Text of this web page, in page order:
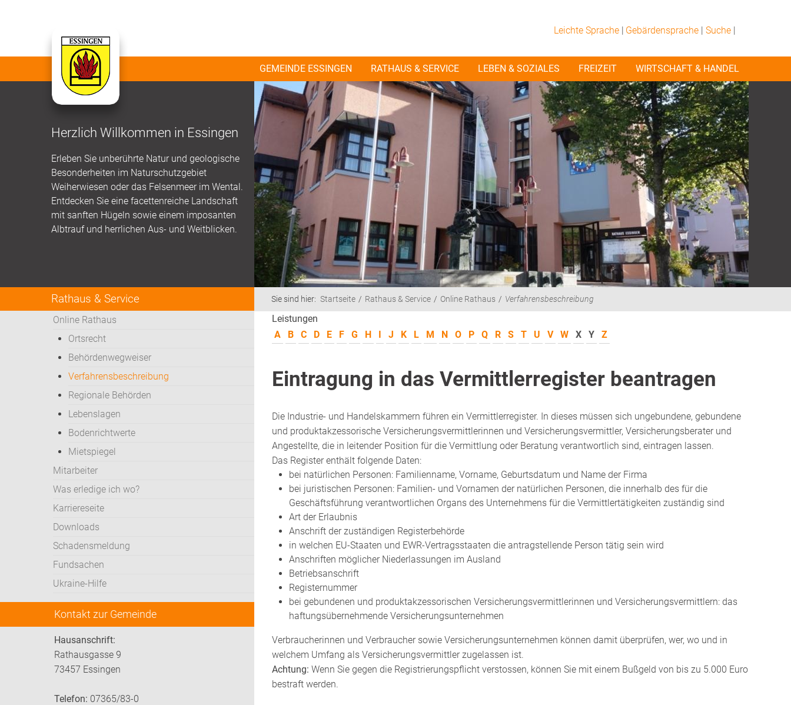
Leichte Sprache | Gebärdensprache | Suche|
GEMEINDE ESSINGEN RATHAUS & SERVICE LEBEN & SOZIALES FREIZEIT WIRTSCHAFT & HANDEL
Herzlich Willkommen in Essingen
Erleben Sie unberührte Natur und geologische
Besonderheiten im Naturschutzgebiet
Weiherwiesen oder das Felsenmeer im Wental.
Entdecken Sie eine facettenreiche Landschaft
mit sanften Hügeln sowie einem imposanten
Albtrauf und herrlichen Aus- und Weitblicken.
Rathaus & Service
Online Rathaus
Ortsrecht
Behördenwegweiser
Verfahrensbeschreibung
Regionale Behörden
Lebenslagen
Bodenrichtwerte
Mietspiegel
Mitarbeiter
Was erledige ich wo?
Karriereseite
Downloads
Schadensmeldung
Fundsachen
Ukraine-Hilfe
Kontakt zur Gemeinde
Hausanschrift:
Rathausgasse 9
73457 Essingen
Telefon: 07365/83-0
Sie sind hier: Startseite Rathaus & Service Online Rathaus Verfahrensbeschreibung
Leistungen
A
B C D E F G H I J K L M N O P Q R S T U V W X Y Z
Eintragung in das Vermittlerregister beantragen
Die Industrie- und Handelskammern führen ein Vermittlerregister. In dieses müssen sich ungebundene, gebundene
und produktakzessorische Versicherungsvermittlerinnen und Versicherungsvermittler, Versicherungsberater und
Angestellte, die in leitender Position für die Vermittlung oder Beratung verantwortlich sind, eintragen lassen.
Das Register enthält folgende Daten:
bei natürlichen Personen: Familienname, Vorname, Geburtsdatum und Name der Firma
bei juristischen Personen: Familien- und Vornamen der natürlichen Personen, die innerhalb des für die
Geschäftsführung verantwortlichen Organs des Unternehmens für die Vermittlertätigkeiten zuständig sind
Art der Erlaubnis
Anschrift der zuständigen Registerbehörde
in welchen EU-Staaten und EWR-Vertragsstaaten die antragstellende Person tätig sein wird
Anschriften möglicher Niederlassungen im Ausland
Betriebsanschrift
Registernummer
bei gebundenen und produktakzessorischen Versicherungsvermittlerinnen und Versicherungsvermittlern: das
haftungsübernehmende Versicherungsunternehmen
Verbraucherinnen und Verbraucher sowie Versicherungsunternehmen können damit überprüfen, wer, wo und in
welchem Umfang als Versicherungsvermittler zugelassen ist.
Achtung: Wenn Sie gegen die Registrierungspflicht verstossen, können Sie mit einem Bußgeld von bis zu 5.000 Euro
bestraft werden.